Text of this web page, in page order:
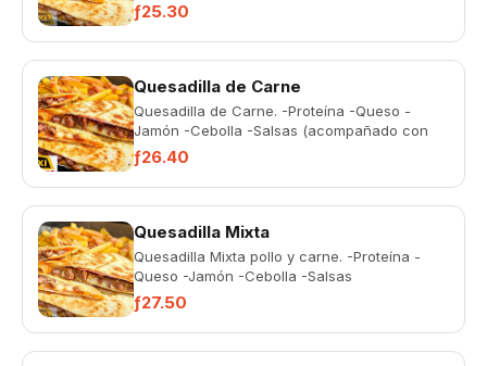
ƒ25.30
Quesadilla de Carne
Quesadilla de Carne. -Proteína -Queso -
Jamón -Cebolla -Salsas (acompañado con
batata)
ƒ26.40
Quesadilla Mixta
Quesadilla Mixta pollo y carne. -Proteína -
Queso -Jamón -Cebolla -Salsas
(acompañado con batata)
ƒ27.50